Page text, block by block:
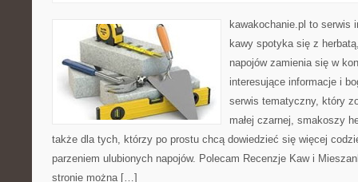
kawakochanie.pl to serwis
kawy spotyka się z
napojów zamienia się w
interesujące informacje i
serwis tematyczny, który
małej czarnej, smakoszy
także dla tych, którzy po prostu chcą dowiedzieć się więcej
parzeniem ulubionych napojów. Polecam Recenzje Kaw i
stronie można […]